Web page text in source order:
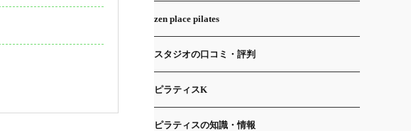
zen place pilates
スタジオの口コミ・評判
ピラティスK
ピラティスの知識・情報